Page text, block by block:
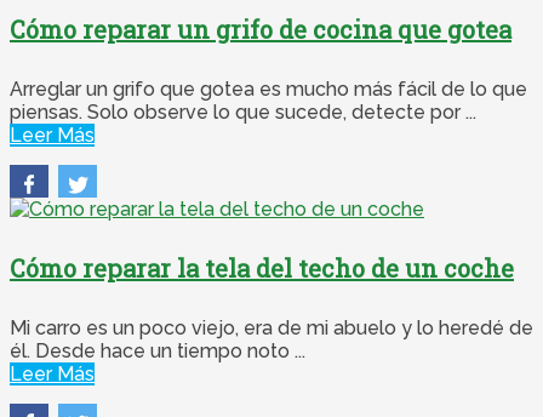
Cómo reparar un grifo de cocina que gotea
Arreglar un grifo que gotea es mucho más fácil de lo que
piensas. Solo observe lo que sucede, detecte por ...
Leer Más
Cómo reparar la tela del techo de un coche
Mi carro es un poco viejo, era de mi abuelo y lo heredé de
él. Desde hace un tiempo noto ...
Leer Más